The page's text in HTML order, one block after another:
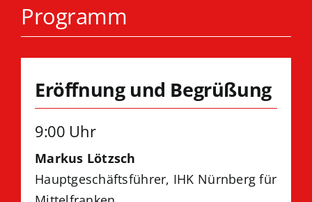
Programm
Eröffnung und Begrüßung
9:00 Uhr
Markus Lötzsch
Hauptgeschäfts­führer, IHK Nürnberg für